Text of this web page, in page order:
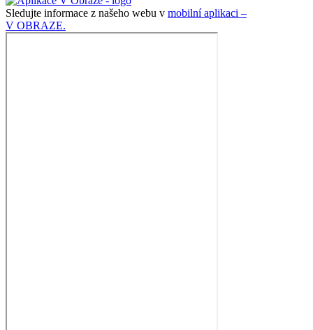
Sledujte informace z našeho webu v mobilní aplikaci –
V OBRAZE.